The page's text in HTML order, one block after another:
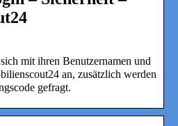
mit ihren Benutzernamen und
an, zusätzlich werden
gefragt.